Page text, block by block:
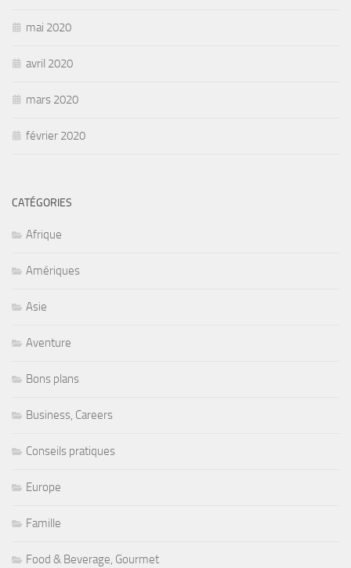
mai 2020
avril 2020
mars 2020
février 2020
CATÉGORIES
Afrique
Amériques
Asie
Aventure
Bons plans
Business, Careers
Conseils pratiques
Europe
Famille
Food & Beverage, Gourmet